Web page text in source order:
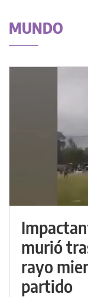
MUNDO
murió
rayo
partido